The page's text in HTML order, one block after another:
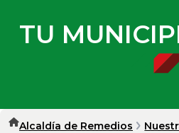
TU
Alcaldía de Remedios